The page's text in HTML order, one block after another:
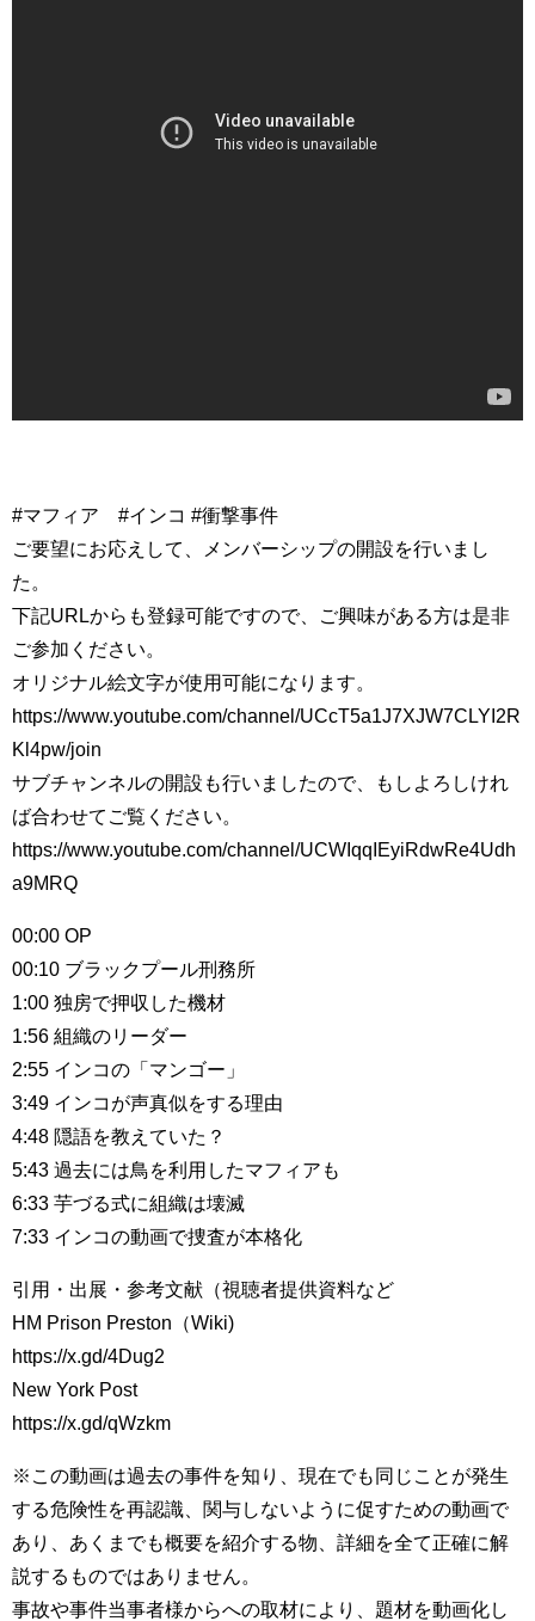
#マフィア #インコ #衝撃事件
ご要望にお応えして、メンバーシップの開設を行いまし
た。
下記URLからも登録可能ですので、ご興味がある方は是非
ご参加ください。
オリジナル絵文字が使用可能になります。
https://www.youtube.com/channel/UCcT5a1J7XJW7CLYI2R
Kl4pw/join
サブチャンネルの開設も行いましたので、もしよろしけれ
ば合わせてご覧ください。
https://www.youtube.com/channel/UCWIqqIEyiRdwRe4Udh
a9MRQ
00:00 OP
00:10 ブラックプール刑務所
1:00 独房で押収した機材
1:56 組織のリーダー
2:55 インコの「マンゴー」
3:49 インコが声真似をする理由
4:48 隠語を教えていた？
5:43 過去には鳥を利用したマフィアも
6:33 芋づる式に組織は壊滅
7:33 インコの動画で捜査が本格化
引用・出展・参考文献（視聴者提供資料など
HM Prison Preston（Wiki)
https://x.gd/4Dug2
New York Post
https://x.gd/qWzkm
※この動画は過去の事件を知り、現在でも同じことが発生
する危険性を再認識、関与しないように促すための動画で
あり、あくまでも概要を紹介する物、詳細を全て正確に解
説するものではありません。
事故や事件当事者様からへの取材により、題材を動画化し